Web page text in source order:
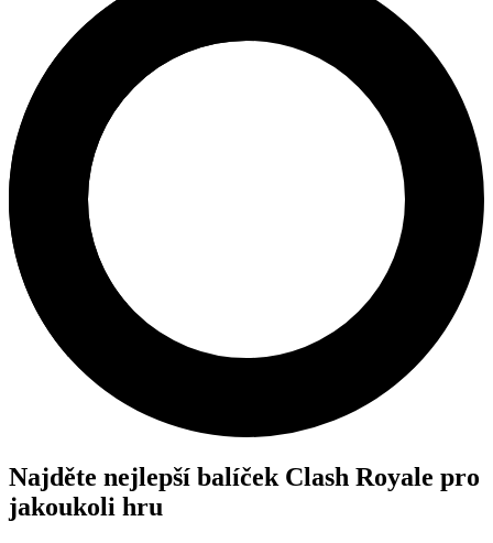
Najděte nejlepší balíček Clash Royale pro
jakoukoli hru